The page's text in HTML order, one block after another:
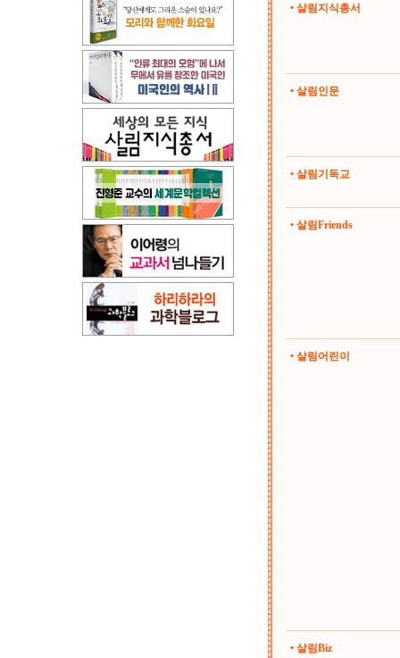
• 살림지식총서
• 살림인문
• 살림기독교
• 살림Friends
• 살림어린이
• 살림Biz